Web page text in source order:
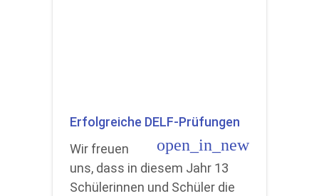
Erfolgreiche DELF-Prüfungen
open_in_new
Wir freuen
uns, dass in diesem Jahr 13
Schülerinnen und Schüler die